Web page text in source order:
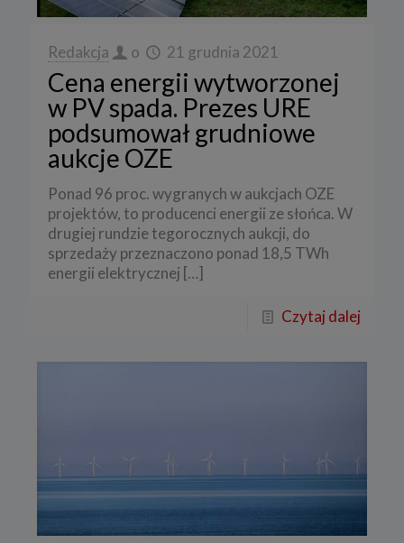
Redakcja o 21 grudnia 2021
Cena energii wytworzonej
w PV spada. Prezes URE
podsumował grudniowe
aukcje OZE
Ponad 96 proc. wygranych w aukcjach OZE
projektów, to producenci energii ze słońca. W
drugiej rundzie tegorocznych aukcji, do
sprzedaży przeznaczono ponad 18,5 TWh
energii elektrycznej […]
Czytaj dalej